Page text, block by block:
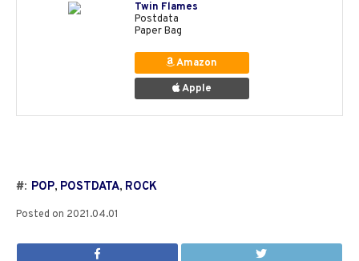
Twin Flames
Postdata
Paper Bag
Amazon
Apple
#: POP, POSTDATA, ROCK
Posted on 2021.04.01